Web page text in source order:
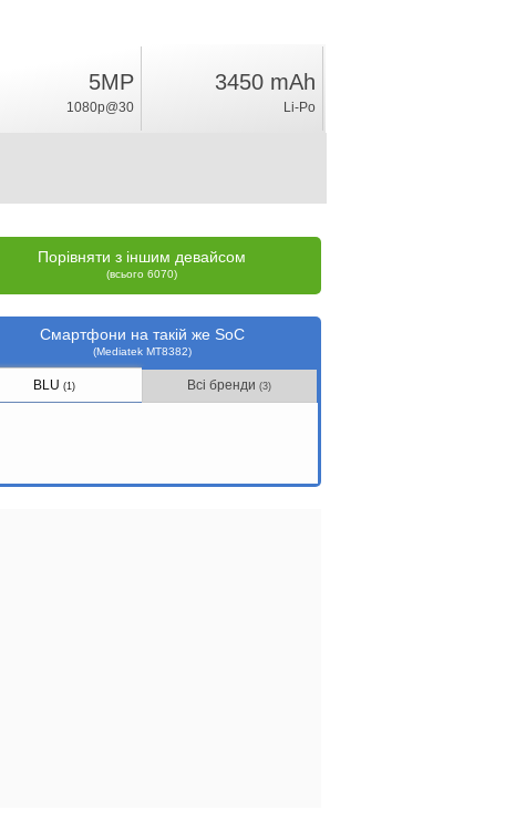
5MP
1080p@30
3450 mAh
Li-Po
Порівняти з іншим девайсом
(всього 6070)
Смартфони на такій же SoC
(Mediatek MT8382)
BLU(1) Всі бренди(3)